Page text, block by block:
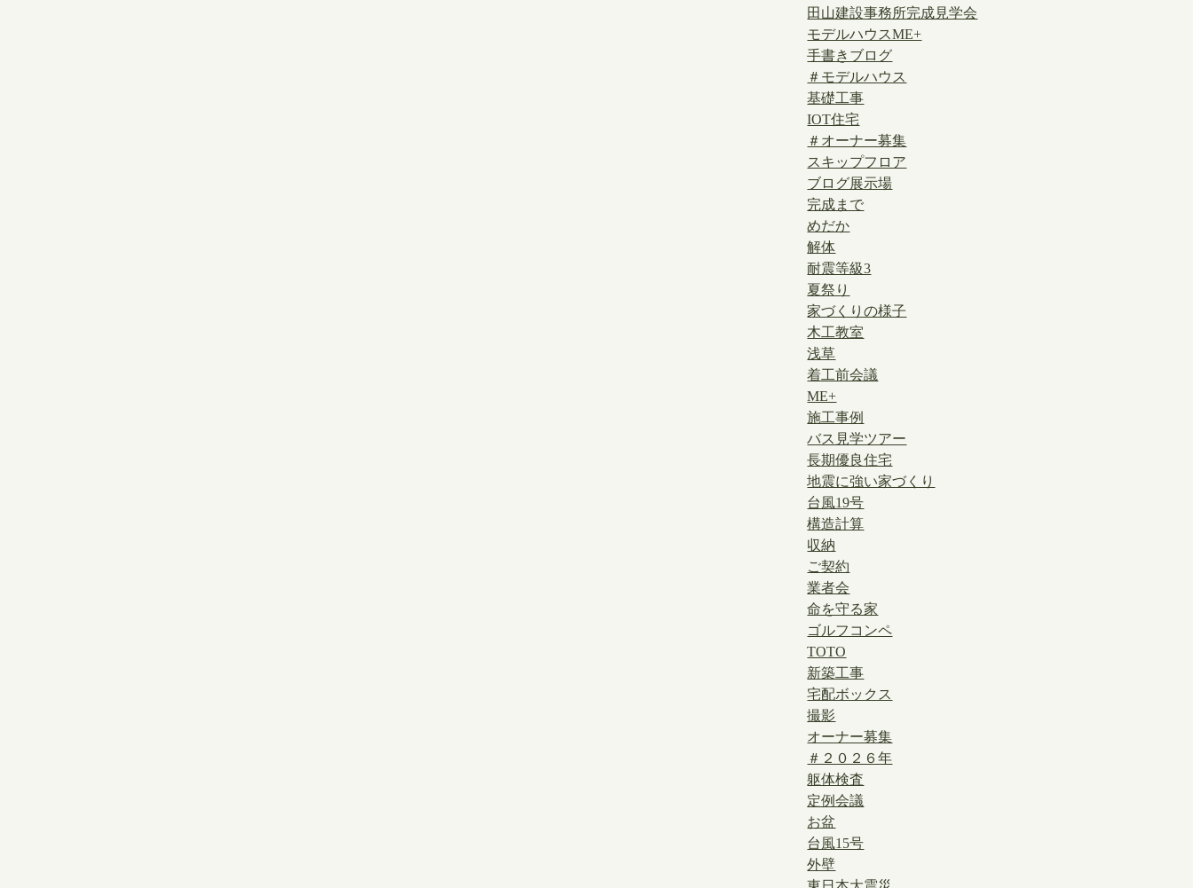
田山建設事務所完成見学会
モデルハウスME+
手書きブログ
＃モデルハウス
基礎工事
IOT住宅
＃オーナー募集
スキップフロア
ブログ展示場
完成まで
めだか
解体
耐震等級3
夏祭り
家づくりの様子
木工教室
浅草
着工前会議
ME+
施工事例
バス見学ツアー
長期優良住宅
地震に強い家づくり
台風19号
構造計算
収納
ご契約
業者会
命を守る家
ゴルフコンペ
TOTO
新築工事
宅配ボックス
撮影
オーナー募集
＃２０２６年
躯体検査
定例会議
お盆
台風15号
外壁